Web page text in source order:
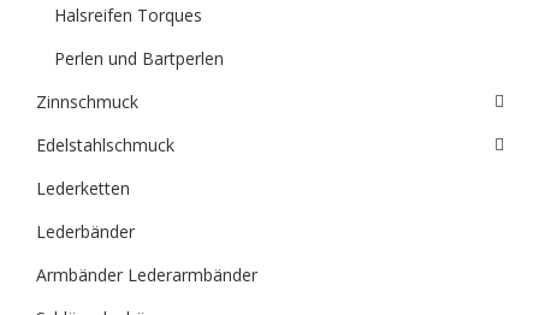
Halsreifen Torques
Perlen und Bartperlen
Zinnschmuck
Edelstahlschmuck
Lederketten
Lederbänder
Armbänder Lederarmbänder